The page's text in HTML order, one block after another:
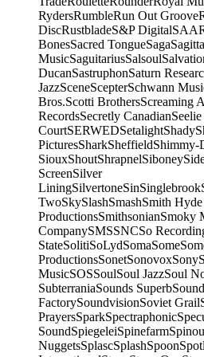
RydersRumbleRun Out Groove
DiscRustbladeS&P Digital
BonesSacred TongueSaga
MusicSaguitariusSalsoul
DucanSastruphonSaturn
JazzSceneScepterSchwann
Bros.Scotti BrothersScreaming
RecordsSecretly CanadianSeelie
CourtSERWEDSetalightShady
PicturesSharkSheffieldShimmy-
SiouxShoutShrapnelSiboney
ScreenSilver
LiningSilvertoneSinSinglebrook
TwoSkySlashSmashSmith Hyde
ProductionsSmithsonianSmoky
CompanySMSSNCSo
StateSolitiSoLydSomaSome
ProductionsSonetSonovoxSony
MusicSOSSoulSoul JazzSoul
SubterraniaSounds Superb
FactorySoundvisionSoviet Grail
PrayersSparkSpectraphonic
SoundSpiegeleiSpinefarm
NuggetsSplascSplashSpoon